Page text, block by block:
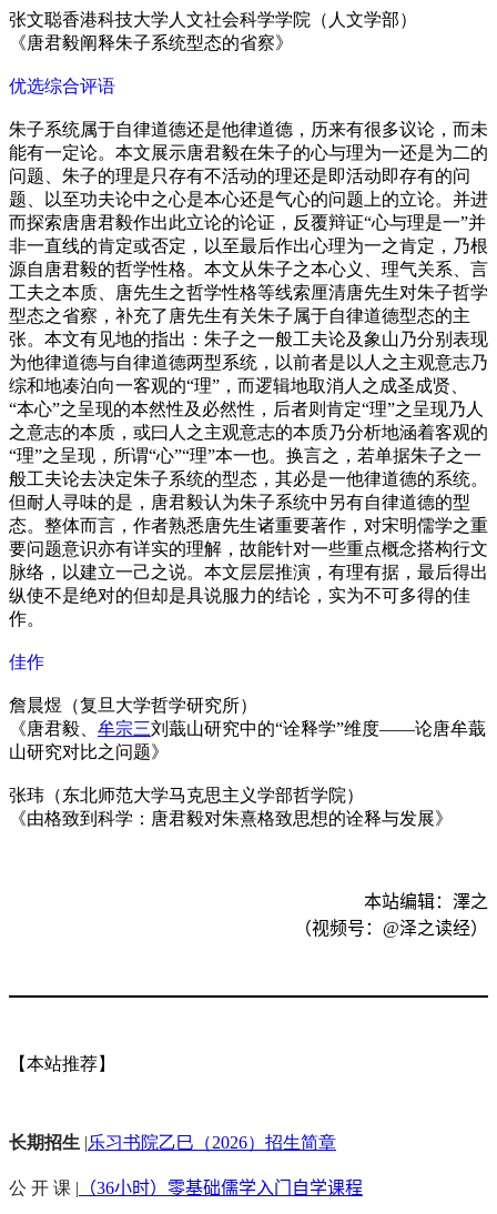
张文聪香港科技大学人文社会科学学院（人文学部）
《唐君毅阐释朱子系统型态的省察》
优选综合评语
朱子系统属于自律道德还是他律道德，历来有很多议论，而未
能有一定论。本文展示唐君毅在朱子的心与理为一还是为二的
问题、朱子的理是只存有不活动的理还是即活动即存有的问
题、以至功夫论中之心是本心还是气心的问题上的立论。并进
而探索唐唐君毅作出此立论的论证，反覆辩证“心与理是一”并
非一直线的肯定或否定，以至最后作出心理为一之肯定，乃根
源自唐君毅的哲学性格。本文从朱子之本心义、理气关系、言
工夫之本质、唐先生之哲学性格等线索厘清唐先生对朱子哲学
型态之省察，补充了唐先生有关朱子属于自律道德型态的主
张。本文有见地的指出：朱子之一般工夫论及象山乃分别表现
为他律道德与自律道德两型系统，以前者是以人之主观意志乃
综和地凑泊向一客观的“理”，而逻辑地取消人之成圣成贤、
“本心”之呈现的本然性及必然性，后者则肯定“理”之呈现乃人
之意志的本质，或曰人之主观意志的本质乃分析地涵着客观的
“理”之呈现，所谓“心”“理”本一也。换言之，若单据朱子之一
般工夫论去决定朱子系统的型态，其必是一他律道德的系统。
但耐人寻味的是，唐君毅认为朱子系统中另有自律道德的型
态。整体而言，作者熟悉唐先生诸重要著作，对宋明儒学之重
要问题意识亦有详实的理解，故能针对一些重点概念搭构行文
脉络，以建立一己之说。本文层层推演，有理有据，最后得出
纵使不是绝对的但却是具说服力的结论，实为不可多得的佳
作。
佳作
詹晨煜（复旦大学哲学研究所）
《唐君毅、 牟宗三刘蕺山研究中的“诠释学”维度——论唐牟蕺
山研究对比之问题》
张玮（东北师范大学马克思主义学部哲学院）
《由格致到科学：唐君毅对朱熹格致思想的诠释与发展》
本站编辑：澤之
（视频号： @泽之读经）
【本站推荐】
长期招生 |乐习书院乙巳（2026）招生简章
公 开 课 | （36小时）零基础儒学入门自学课程